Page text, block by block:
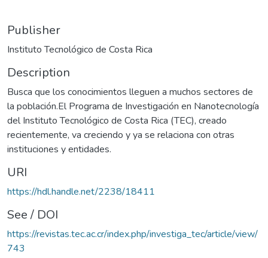
Publisher
Instituto Tecnológico de Costa Rica
Description
Busca que los conocimientos lleguen a muchos sectores de
la población.El Programa de Investigación en Nanotecnología
del Instituto Tecnológico de Costa Rica (TEC), creado
recientemente, va creciendo y ya se relaciona con otras
instituciones y entidades.
URI
https://hdl.handle.net/2238/18411
See / DOI
https://revistas.tec.ac.cr/index.php/investiga_tec/article/view/
743